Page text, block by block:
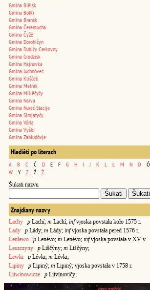
Gmina Biêlśk
Gmina Boťki
Gmina Branśk
Gmina Čeremucha
Gmina Čyžê
Gmina Dorohičyn
Gmina Dubičy Cerkovny
Gmina Grodzisk
Gmina Hajnuvka
Gmina Juchnôveć
Gmina Kliščeli
Gmina Melnik
Gmina Miliêčyčy
Gmina Narva
Gmina Nureć-Stacija
Gmina Simjatyčy
Gmina Vôrla
Gmina Vyški
Gmina Zabłudôvje
Hlediêti po literach
A B C Ć D E F G H I J K L Ł M N O Ó
W
Y Z Ź Ż
Šukati nazvu
Znajdiany nazvy
Lachy p Lachí; m Lachí; infvjoska povstała koło 1575 r.
Lady
p Lády; m Lády; infvjoska povstała pered 1576 r.
Leniewo
p Lenévo; m Lenévo; infvjoska povstała v XV v.
Leszczyny
p Liščýny; m Liščýny;
Lewki
p Lévki; m Lévki;
Lipiny
p Lipiný; m Lipiný; vjoska povstała v 1758 r.
Litwinowicze
p Litvínovičy;